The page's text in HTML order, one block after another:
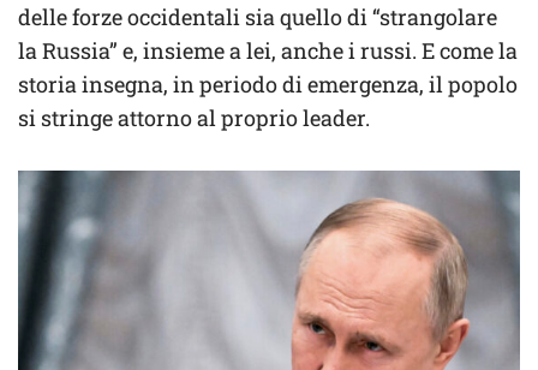
delle forze occidentali sia quello di “strangolare
la Russia” e, insieme a lei, anche i russi. E come la
storia insegna, in periodo di emergenza, il popolo
si stringe attorno al proprio leader.